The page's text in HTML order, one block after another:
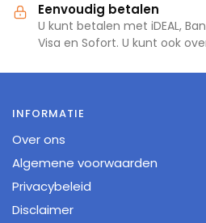
Eenvoudig betalen
U kunt betalen met iDEAL,
Visa en Sofort. U kunt ook
INFORMATIE
Over ons
Algemene voorwaarden
Privacybeleid
Disclaimer